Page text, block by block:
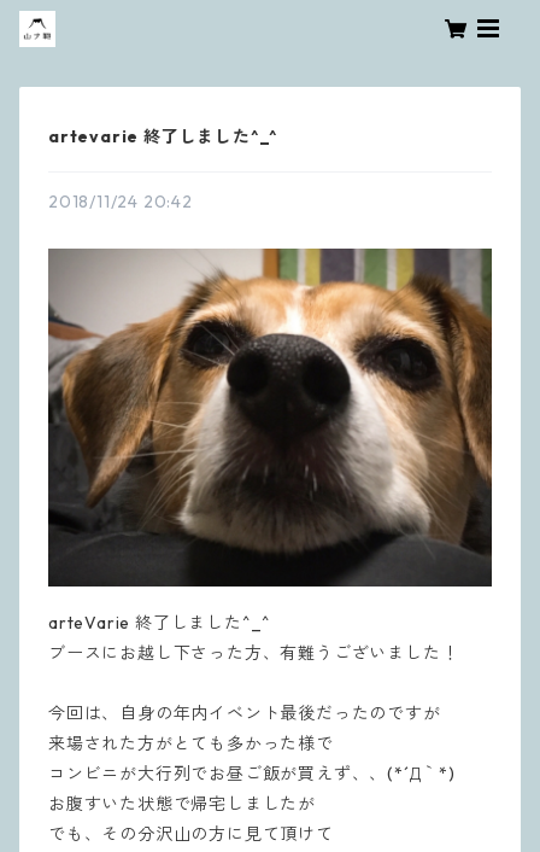
artevarie 終了しました^_^
2018/11/24 20:42
arteVarie 終了しました^_^
ブースにお越し下さった方、有難うございました！
今回は、自身の年内イベント最後だったのですが
来場された方がとても多かった様で
コンビニが大行列でお昼ご飯が買えず、、(*´Д｀*)
お腹すいた状態で帰宅しましたが
でも、その分沢山の方に見て頂けて